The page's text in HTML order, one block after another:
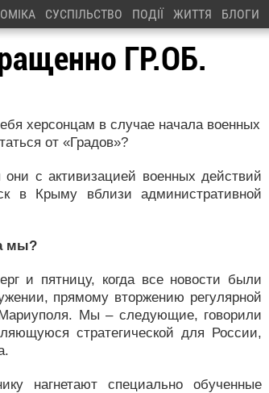
СУСПІЛЬСТВО ПОДІЇ ЖИТТЯ БЛОГИ
ГР.ОБ.
херсонцам в случае начала военных
от «Градов»?
с активизацией военных действий
в Крыму вблизи административной
мы?
и пятницу, когда все новости были
прямому вторжению регулярной
Мы – следующие, говорили
стратегической для России,
нагнетают специально обученные